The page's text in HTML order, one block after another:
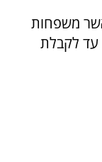
משפחות
עד לקבלת